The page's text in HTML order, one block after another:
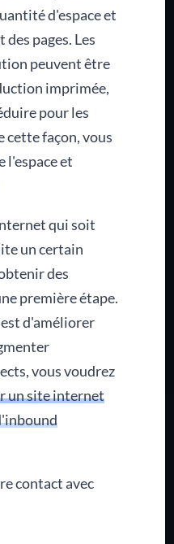
d'espace et
pages. Les
peuvent être
imprimée,
pour les
cette façon, vous
l'espace et
qui soit
un certain
des
première étape.
d'améliorer
vous voudrez
un site internet
contact avec